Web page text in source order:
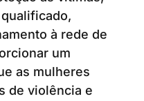
à rede de
um
as mulheres
de violência e